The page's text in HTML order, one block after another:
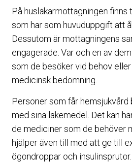
På husläkarmottagningen finns
som har som huvuduppgift att
Dessutom är mottagningens
engagerade. Var och en av
som de besöker vid behov
medicinsk bedömning.
Personer som får hemsjukvård
med sina läkemedel. Det kan
de mediciner som de behöver
hjälper även till med att ge till
ögondroppar och